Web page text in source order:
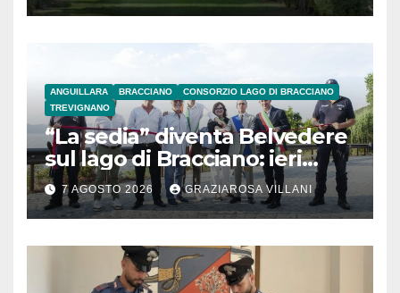
ANGUILLARA BRACCIANO
CONSORZIO LAGO DI BRACCIANO
TREVIGNANO
“La sedia” diventa Belvedere
sul lago di Bracciano: ieri
l’inaugurazione
7 AGOSTO 2026 GRAZIAROSA VILLANI